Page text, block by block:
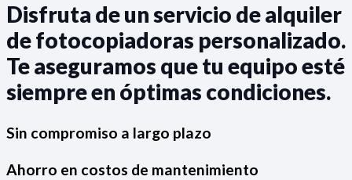
Disfruta de un servicio de alquiler
de fotocopiadoras personalizado.
Te aseguramos que tu equipo esté
siempre en óptimas condiciones.
Sin compromiso a largo plazo
Ahorro en costos de mantenimiento